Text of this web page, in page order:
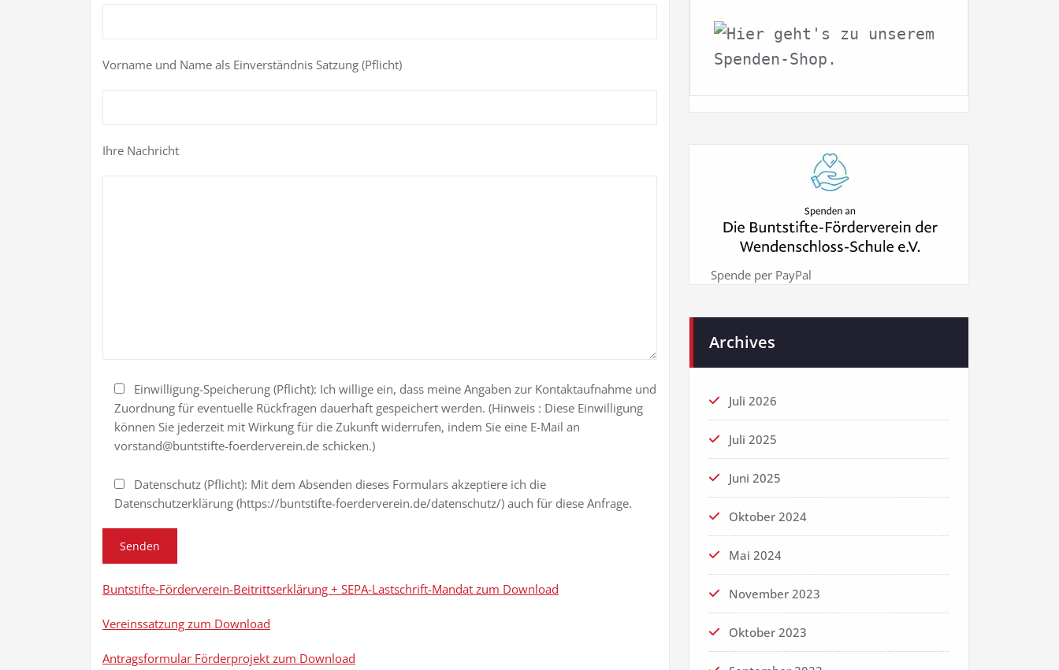
Vorname und Name als Einverständnis Satzung (Pflicht)
Ihre Nachricht
Einwilligung-Speicherung (Pflicht): Ich willige ein, dass meine Angaben zur Kontaktaufnahme und
Zuordnung für eventuelle Rückfragen dauerhaft gespeichert werden. (Hinweis : Diese Einwilligung
können Sie jederzeit mit Wirkung für die Zukunft widerrufen, indem Sie eine E-Mail an
vorstand@buntstifte-foerderverein.de schicken.)
Datenschutz (Pflicht): Mit dem Absenden dieses Formulars akzeptiere ich die
Datenschutzerklärung (https://buntstifte-foerderverein.de/datenschutz/) auch für diese Anfrage.
Buntstifte-Förderverein-Beitrittserklärung + SEPA-Lastschrift-Mandat zum Download
Vereinssatzung zum Download
Antragsformular Förderprojekt zum Download
Spende per PayPal
Archives
Juli 2026
Juli 2025
Juni 2025
Oktober 2024
Mai 2024
November 2023
Oktober 2023